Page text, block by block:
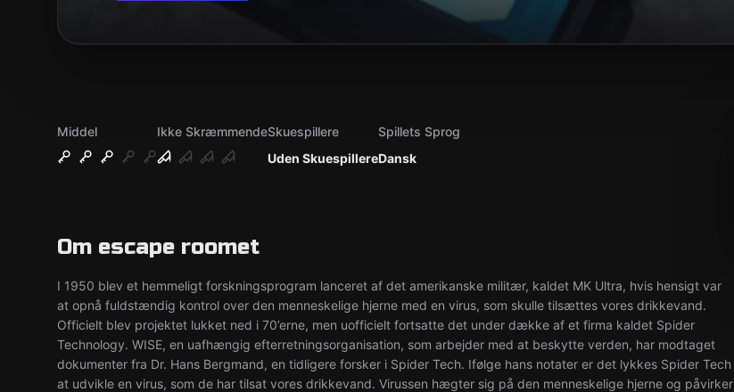
Middel
Ikke Skræmmende
Uden Skuespillere
Skuespillere
Dansk
Spillets Sprog
Om escape roomet
I 1950 blev et hemmeligt forskningsprogram lanceret af det amerikanske militær, kaldet MK Ultra, hvis hensigt var
at opnå fuldstændig kontrol over den menneskelige hjerne med en virus, som skulle tilsættes vores drikkevand.
Officielt blev projektet lukket ned i 70’erne, men uofficielt fortsatte det under dække af et firma kaldet Spider
Technology. WISE, en uafhængig efterretningsorganisation, som arbejder med at beskytte verden, har modtaget
dokumenter fra Dr. Hans Bergmand, en tidligere forsker i Spider Tech. Ifølge hans notater er det lykkes Spider Tech
at udvikle en virus, som de har tilsat vores drikkevand. Virussen hægter sig på den menneskelige hjerne og påvirker